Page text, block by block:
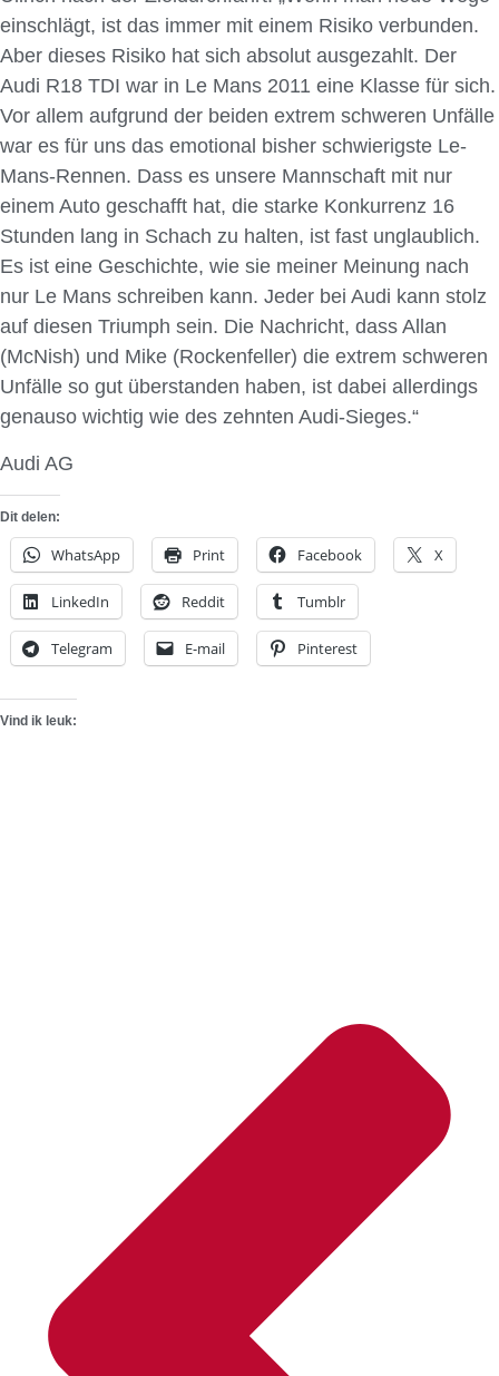
einschlägt, ist das immer mit einem Risiko verbunden.
Aber dieses Risiko hat sich absolut ausgezahlt. Der
Audi R18 TDI war in Le Mans 2011 eine Klasse für sich.
Vor allem aufgrund der beiden extrem schweren Unfälle
war es für uns das emotional bisher schwierigste Le-
Mans-Rennen. Dass es unsere Mannschaft mit nur
einem Auto geschafft hat, die starke Konkurrenz 16
Stunden lang in Schach zu halten, ist fast unglaublich.
Es ist eine Geschichte, wie sie meiner Meinung nach
nur Le Mans schreiben kann. Jeder bei Audi kann stolz
auf diesen Triumph sein. Die Nachricht, dass Allan
(McNish) und Mike (Rockenfeller) die extrem schweren
Unfälle so gut überstanden haben, ist dabei allerdings
genauso wichtig wie des zehnten Audi-Sieges.“
Audi AG
Dit delen:
WhatsApp Print Facebook X
LinkedIn Reddit Tumblr
Telegram E-mail Pinterest
Vind ik leuk: